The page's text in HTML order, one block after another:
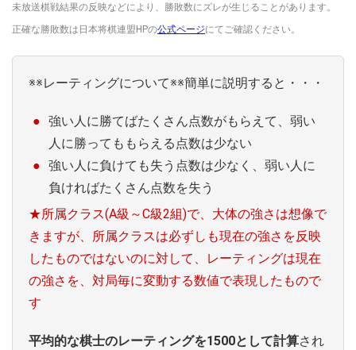
未放送棋戦結果の反映などにより、勝敗数にズレが生じることがあります。
正確な勝敗数は日本将棋連盟HPの公式ページにてご確認ください。
※※レーティングについて※※簡単に説明すると・・・
強い人に勝てばたくさん点数がもらえて、弱い
人に勝ってももらえる点数は少ない
強い人に負けても失う点数は少なく、弱い人に
負ければたくさん点数を失う
★所属クラス(A級～C級2組)で、大体の強さは想像で
きますが、所属クラスは必ずしも現在の強さを反映
したものではないのに対して、レーティングは現在
の強さを、対局毎に変動する数値で表現したもので
す
平均的な棋士のレーティングを1500として計算され